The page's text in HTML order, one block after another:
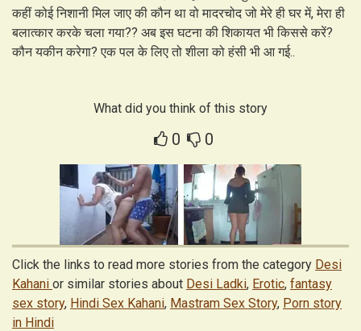
कहीं कोई निशानी मिल जाए की कौन था वो मादरचोद जो मेरे ही घर में, मेरा ही
बलात्कार करके चला गया?? अब इस घटना की शिकायत भी किससे करें?
कौन यकीन करेगा? एक पल के लिए तो शीला को हंसी भी आ गई..
What did you think of this story
0
0
Click the links to read more stories from the category Desi
Kahani or similar stories about Desi Ladki, Erotic, fantasy
sex story, Hindi Sex Kahani, Mastram Sex Story, Porn story
in Hindi